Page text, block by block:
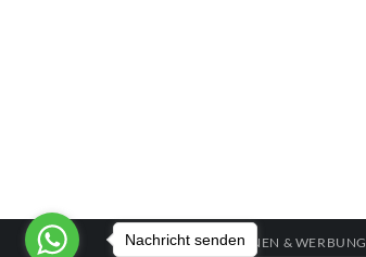
KOOPERATIONEN & WERBUNG
Nachricht senden